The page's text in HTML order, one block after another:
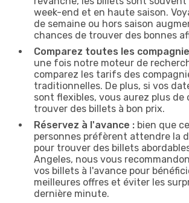
week-end et en haute saison.
de semaine ou hors saison
chances de trouver des bonnes
Comparez toutes les
une fois notre moteur de
comparez les tarifs des
traditionnelles. De plus, si vos
sont flexibles, vous aurez plus de
trouver des billets à bon prix.
Réservez à l'avance : bien que
personnes préfèrent attendre la
pour trouver des billets
Angeles, nous vous
vos billets à l'avance pour
meilleures offres et éviter les
dernière minute.